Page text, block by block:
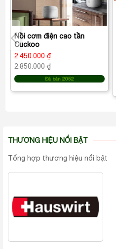
Nồi cơm điện cao tần
Cuckoo
2.450.000 ₫
2.850.000 ₫
Đã bán 2052
THƯƠNG HIỆU NỔI BẬT
Tổng hợp thương hiệu nổi bật